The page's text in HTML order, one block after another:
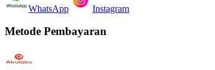
WhatsApp Instagram
Metode Pembayaran